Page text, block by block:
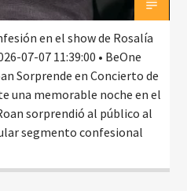
en el show de Rosalía
07-07 11:39:00 • BeOne
Sorprende en Concierto de
una memorable noche en el
sorprendió al público al
segmento confesional